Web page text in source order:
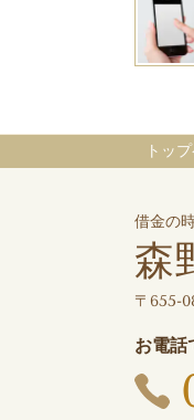
トッ
借金の
森
〒655-
お電話